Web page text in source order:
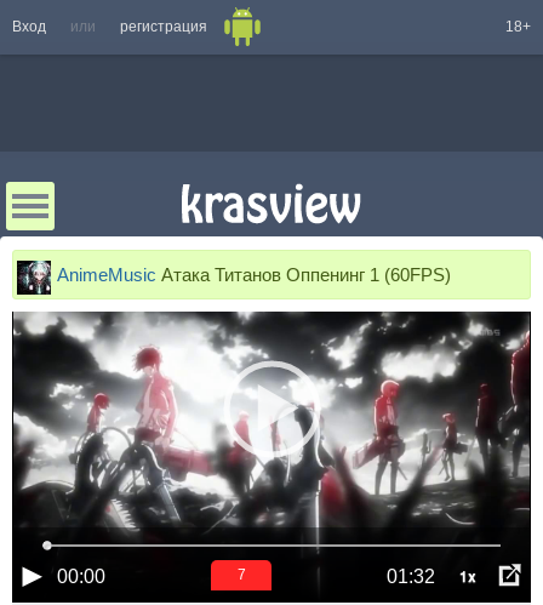
Вход или регистрация 18+
AnimeMusic Атака Титанов Оппенинг 1 (60FPS)
00:00 01:32 1x
6